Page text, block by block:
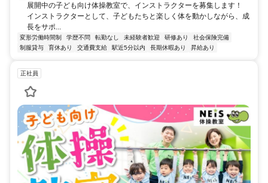
展開中の子ども向け体操教室で、インストラクターを募集します！
インストラクターとして、子どもたちと楽しく体を動かしながら、成
長をサポ...
変形労働時間制 学歴不問 転勤なし 未経験者歓迎 研修あり
社会保険完備
制服貸与
育休あり 交通費支給 駅近5分以内 長期休暇あり 昇給あり
正社員